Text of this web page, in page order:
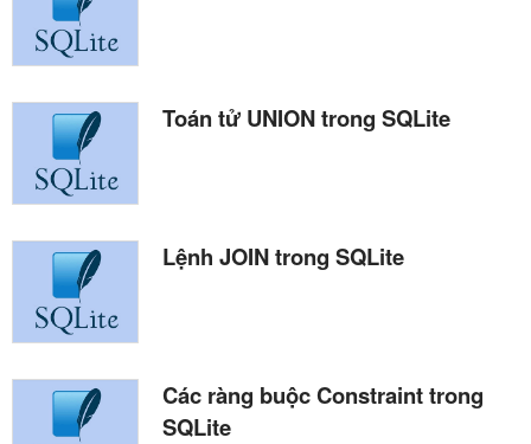
Toán tử UNION trong SQLite
Lệnh JOIN trong SQLite
Các ràng buộc Constraint trong
SQLite